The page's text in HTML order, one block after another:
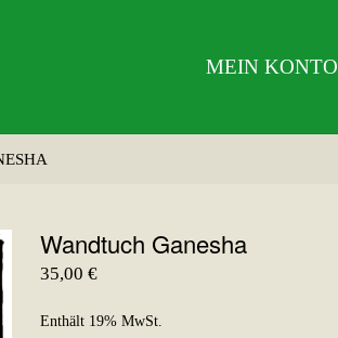
MEIN KONTO
Wandtuch Ganesha
35,00 €
Enthält 19% MwSt.